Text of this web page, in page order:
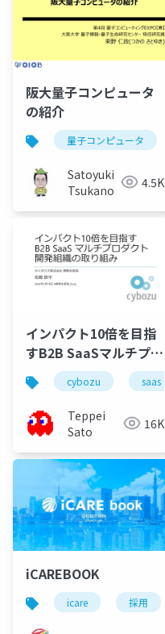
阪大量子コンピュータ
の紹介
量子コンピュータ
Satoyuki
Tsukano
4.5K
インパクト10倍を目指
すB2B SaaSマルチプロ
ダクトなサイボウズ開
発組織の取り組み
cybozu saas
Teppei
Sato
16K
iCAREBOOK
icare 採用